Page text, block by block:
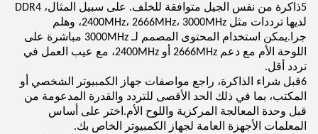
5ذاكرة من نفس الجيل متوافقة للخلف. على سبيل المثال، DDR4
لديها ترددات مثل 2400MHz، 2666MHz، 3000MHz، وهلم
جرا.يمكن استخدام المحتوى المصمم لـ 3000MHz مباشرة على
اللوحة الأم مع دعم 2666MHz أو 2400MHz، مع عيب العمل في
تردد أقل.
6قبل شراء الذاكرة، راجع مواصفات جهاز الكمبيوتر الشخصي أو
المكتب، بما في ذلك الحد الأقصى للتردد والقدرة المدعومة من
قبل وحدة المعالجة المركزية واللوح الأم.اختر على أساس
المعلمات الأجهزة العامة لجهاز الكمبيوتر الخاص بك.